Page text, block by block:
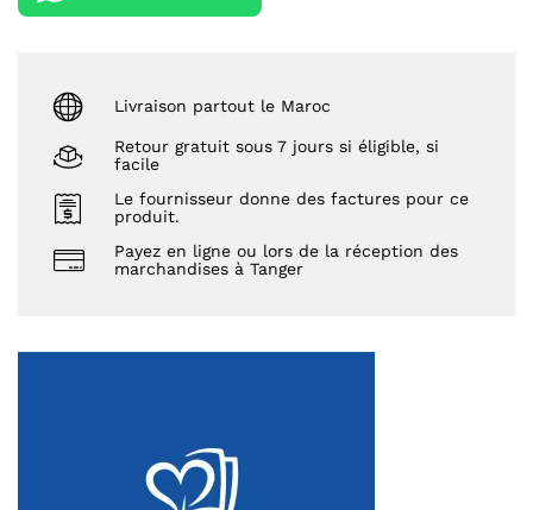
Livraison partout le Maroc
Retour gratuit sous 7 jours si éligible, si
facile
Le fournisseur donne des factures pour ce
produit.
Payez en ligne ou lors de la réception des
marchandises à Tanger